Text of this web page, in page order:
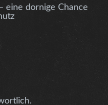
eine dornige Chance